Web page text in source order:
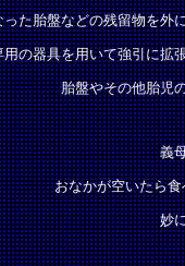
た胎盤などの残留物を外
の器具を用いて強引に
胎盤やその他胎児
義
おなかが空いたら
妙